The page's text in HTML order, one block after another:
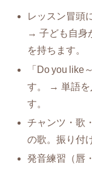
レッスン冒頭
→ 子ども自身
を持ちます。
「Do you like
す。 → 単語を
す。
チャンツ・歌
の歌。振り付
発音練習（唇